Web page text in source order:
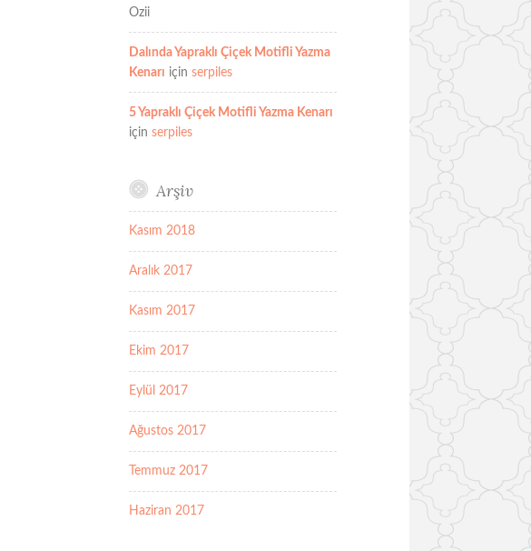
Ozii
Dalında Yapraklı Çiçek Motifli Yazma
Kenarı için serpiles
5 Yapraklı Çiçek Motifli Yazma Kenarı
için serpiles
Arşiv
Kasım 2018
Aralık 2017
Kasım 2017
Ekim 2017
Eylül 2017
Ağustos 2017
Temmuz 2017
Haziran 2017